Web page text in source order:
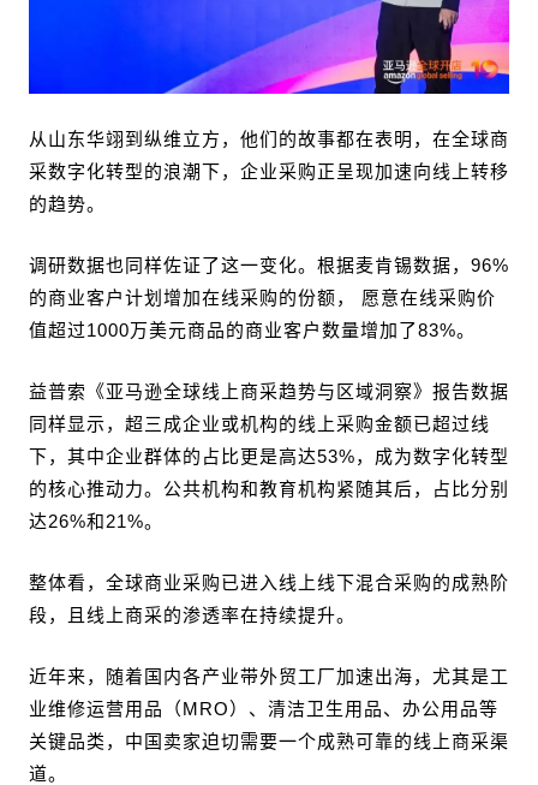
从山东华翊到纵维立方，他们的故事都在表明，在全球商
采数字化转型的浪潮下，企业采购正呈现加速向线上转移
的趋势。
调研数据也同样佐证了这一变化。根据麦肯锡数据，96%
的商业客户计划增加在线采购的份额， 愿意在线采购价
值超过1000万美元商品的商业客户数量增加了83%。
益普索《亚马逊全球线上商采趋势与区域洞察》报告数据
同样显示，超三成企业或机构的线上采购金额已超过线
下，其中企业群体的占比更是高达53%，成为数字化转型
的核心推动力。公共机构和教育机构紧随其后，占比分别
达26%和21%。
整体看，全球商业采购已进入线上线下混合采购的成熟阶
段，且线上商采的渗透率在持续提升。
近年来，随着国内各产业带外贸工厂加速出海，尤其是工
业维修运营用品（MRO）、清洁卫生用品、办公用品等
关键品类，中国卖家迫切需要一个成熟可靠的线上商采渠
道。